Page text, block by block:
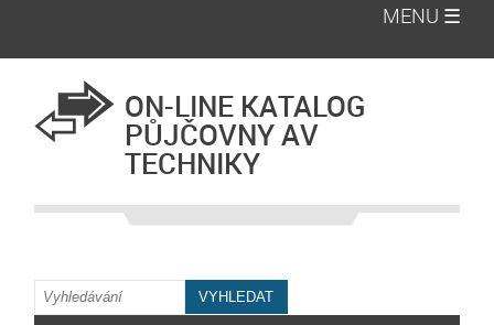
MENU ☰
ON-LINE KATALOG
PŮJČOVNY AV
TECHNIKY